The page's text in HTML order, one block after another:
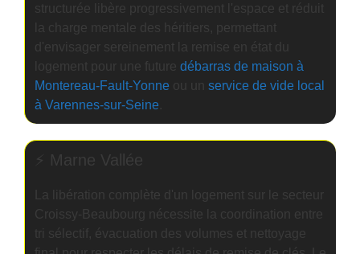
structurée libère progressivement l'espace et réduit
la charge mentale des héritiers, permettant
d'envisager sereinement la remise en état du
logement pour une future débarras de maison à
Montereau-Fault-Yonneou un service de vide local
à Varennes-sur-Seine.
⚡ Marne Vallée
La libération complète d'un logement sur le secteur
Croissy-Beaubourg nécessite la coordination entre
tri sélectif, évacuation des volumes et nettoyage